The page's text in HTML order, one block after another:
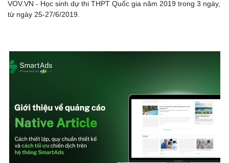
Cải chính
VOV.VN - Học sinh dự thi THPT Quốc gia năm 2019 trong 3 ngày,
từ ngày 25-27/6/2019.